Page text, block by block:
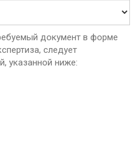
документ в форме
следует
указанной ниже: